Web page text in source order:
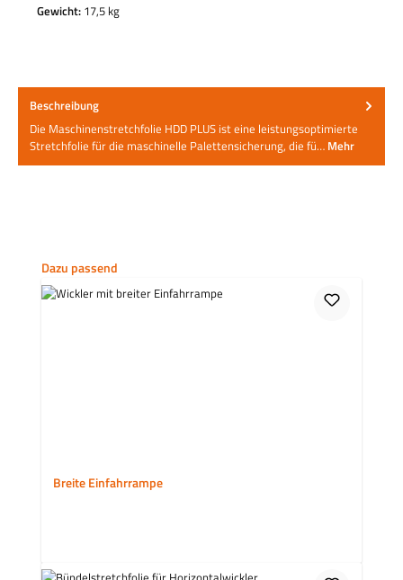
Gewicht: 17,5 kg
Beschreibung
Die Maschinenstretchfolie HDD PLUS ist eine leistungsoptimierte
Stretchfolie für die maschinelle Palettensicherung, die fü… Mehr
Produktgalerie überspringen
Dazu passend
Breite Einfahrrampe